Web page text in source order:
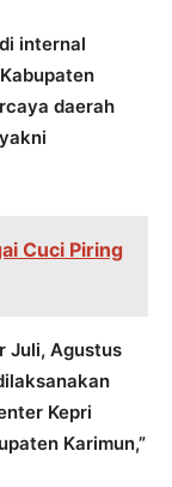
internal
daerah
Cuci Piring
Juli, Agustus
Kepri
Karimun,”